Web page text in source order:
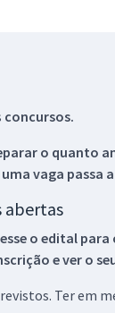
concursos.
o quanto
vaga passa
abertas
o edital
e ver o
Ter em